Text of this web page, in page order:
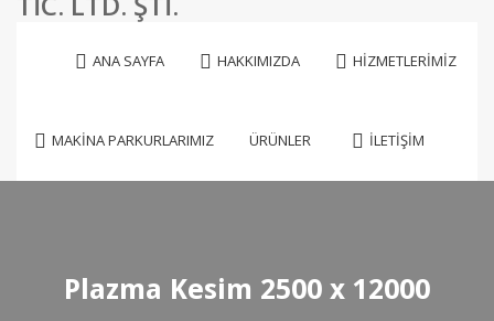
ANA SAYFA HAKKIMIZDA HİZMETLERİMİZ
MAKİNA PARKURLARIMIZ ÜRÜNLER İLETİŞİM
Plazma Kesim 2500 x 12000